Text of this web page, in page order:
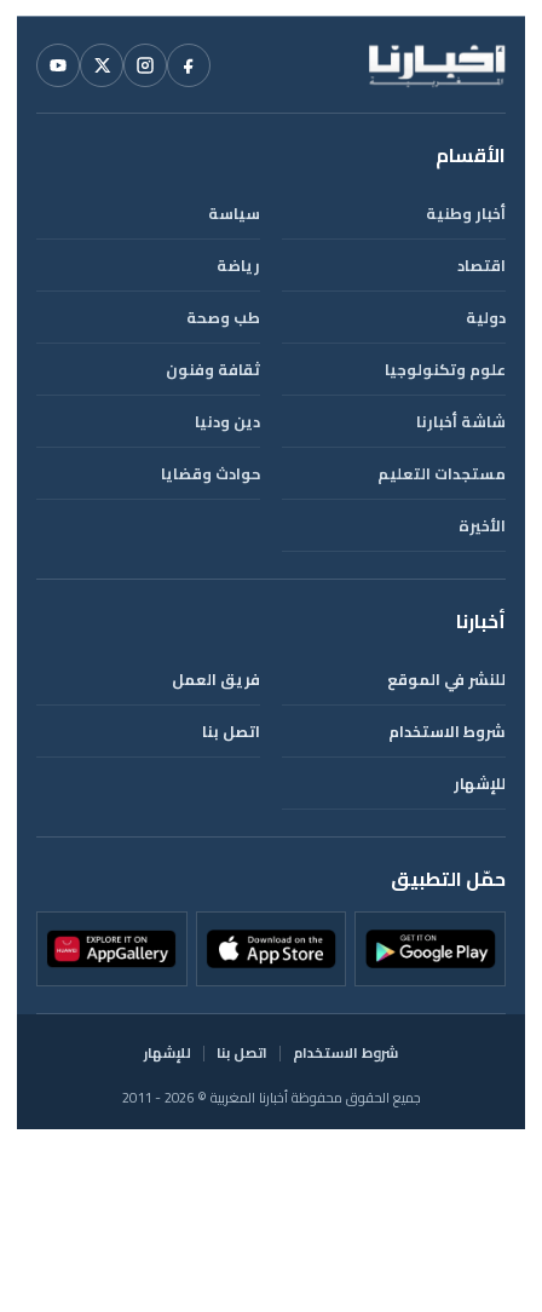
الأقسام
أخبار وطنية
سياسة
اقتصاد
رياضة
دولية
طب وصحة
علوم وتكنولوجيا
ثقافة وفنون
شاشة أخبارنا
دين ودنيا
مستجدات التعليم
حوادث وقضايا
الأخيرة
أخبارنا
للنشر في الموقع
فريق العمل
شروط الاستخدام
اتصل بنا
للإشهار
حمّل التطبيق
شروط الاستخدام اتصل بنا
للإشهار
جميع الحقوق محفوظة أخبارنا المغربية © 2026 - 2011